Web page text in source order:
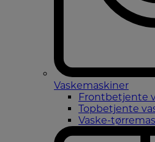
Vaskemaskiner
Frontbetjente
Topbetjente
Vaske-